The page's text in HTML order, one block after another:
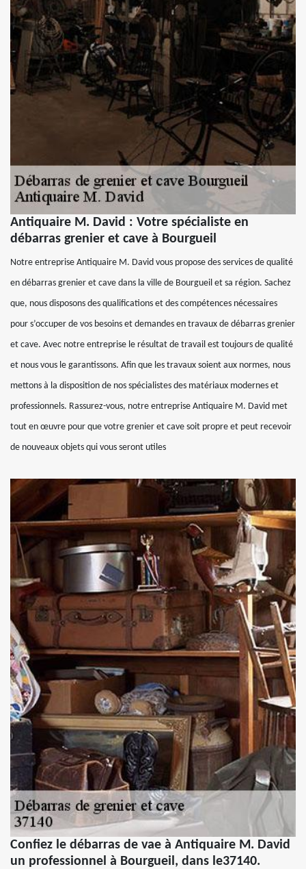
Antiquaire M. David : Votre spécialiste en
débarras grenier et cave à Bourgueil
Notre entreprise Antiquaire M. David vous propose des services de qualité
en débarras grenier et cave dans la ville de Bourgueil et sa région. Sachez
que, nous disposons des qualifications et des compétences nécessaires
pour s’occuper de vos besoins et demandes en travaux de débarras grenier
et cave. Avec notre entreprise le résultat de travail est toujours de qualité
et nous vous le garantissons. Afin que les travaux soient aux normes, nous
mettons à la disposition de nos spécialistes des matériaux modernes et
professionnels. Rassurez-vous, notre entreprise Antiquaire M. David met
tout en œuvre pour que votre grenier et cave soit propre et peut recevoir
de nouveaux objets qui vous seront utiles
Confiez le débarras de vae à Antiquaire M. David
un professionnel à Bourgueil, dans le37140.